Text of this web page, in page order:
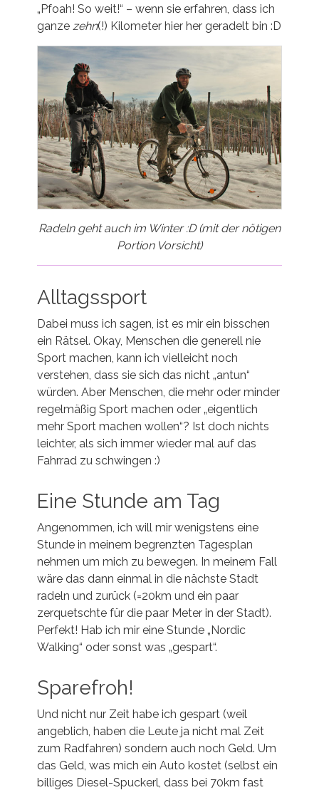
„Pfoah! So weit!“ – wenn sie erfahren, dass ich
ganzezehn(!) Kilometer hier her geradelt bin :D
Radeln geht auch im Winter :D (mit der nötigen
Portion Vorsicht)
Alltagssport
Dabei muss ich sagen, ist es mir ein bisschen
ein Rätsel. Okay, Menschen die generell nie
Sport machen, kann ich vielleicht noch
verstehen, dass sie sich das nicht „antun“
würden. Aber Menschen, die mehr oder minder
regelmäßig Sport machen oder „eigentlich
mehr Sport machen wollen“? Ist doch nichts
leichter, als sich immer wieder mal auf das
Fahrrad zu schwingen :)
Eine Stunde am Tag
Angenommen, ich will mir wenigstens eine
Stunde in meinem begrenzten Tagesplan
nehmen um mich zu bewegen. In meinem Fall
wäre das dann einmal in die nächste Stadt
radeln und zurück (=20km und ein paar
zerquetschte für die paar Meter in der Stadt).
Perfekt! Hab ich mir eine Stunde „Nordic
Walking“ oder sonst was „gespart“.
Sparefroh!
Und nicht nur Zeit habe ich gespart (weil
angeblich, haben die Leute ja nicht mal Zeit
zum Radfahren) sondern auch noch Geld. Um
das Geld, was mich ein Auto kostet (selbst ein
billiges Diesel-Spuckerl, dass bei 70km fast